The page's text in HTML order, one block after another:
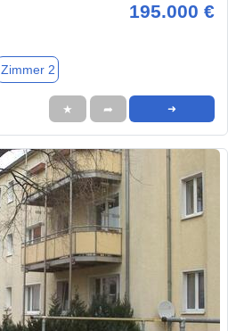
195.000 €
Zimmer 2
★ ➦ ➜